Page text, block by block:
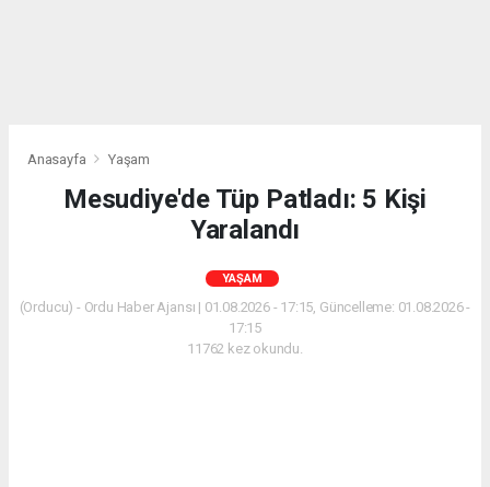
Anasayfa Yaşam
Mesudiye'de Tüp Patladı: 5 Kişi
Yaralandı
YAŞAM
(Orducu) - Ordu Haber Ajansı | 01.08.2026 - 17:15, Güncelleme: 01.08.2026 -
17:15
11762 kez okundu.